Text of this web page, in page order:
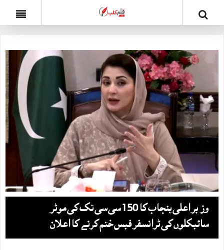
وزیر اعلی پنجاب کا 150 سی سی تک کی موٹر
سائیکلوں کی ٹرانسفر فیس ختم کرنے کا اعلان